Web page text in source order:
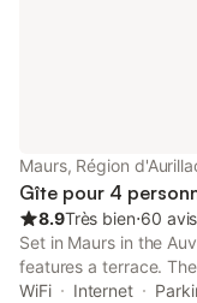
Maurs, Région
Gîte pour 4
8.9Très bien⋅60 avis
Set in Maurs in the
features a terrace.
Auvergne Stadium, 41
WiFi Internet